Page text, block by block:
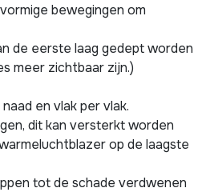
bewegingen om
de eerste laag gedept worden
meer zichtbaar zijn.)
en vlak per vlak.
dit kan versterkt worden
op de laagste
tot de schade verdwenen